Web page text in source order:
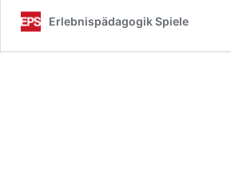
Erlebnispädagogik Spiele